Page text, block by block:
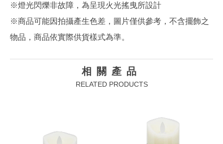
※燈光閃爍非故障，為呈現火光搖曳所設計
※商品可能因拍攝產生色差，圖片僅供參考，不含擺飾之
物品，商品依實際供貨樣式為準。
相關產品
RELATED PRODUCTS